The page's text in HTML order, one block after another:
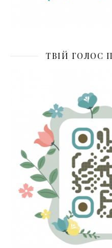
ТВІЙ ГОЛОС